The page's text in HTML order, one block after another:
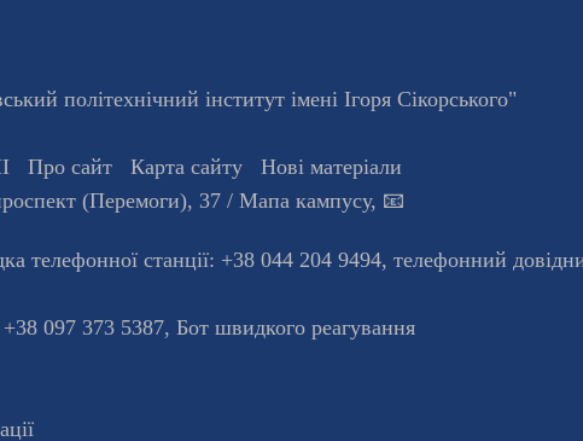
політехнічний інститут імені Ігоря Сікорського"
Про сайт Карта сайту
Нові матеріали
(Перемоги), 37 / Мапа кампусу, 📧
телефонної станцiї: +38 044 204 9494, телефонний
097 373 5387, Бот швидкого реагування